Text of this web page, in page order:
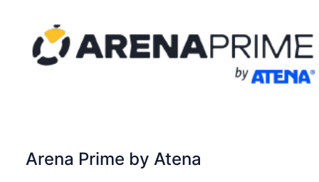
Arena Prime by Atena